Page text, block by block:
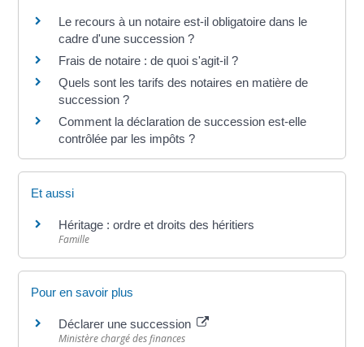
Le recours à un notaire est-il obligatoire dans le
cadre d'une succession ?
Frais de notaire : de quoi s'agit-il ?
Quels sont les tarifs des notaires en matière de
succession ?
Comment la déclaration de succession est-elle
contrôlée par les impôts ?
Et aussi
Héritage : ordre et droits des héritiers
Famille
Pour en savoir plus
Déclarer une succession
Ministère chargé des finances